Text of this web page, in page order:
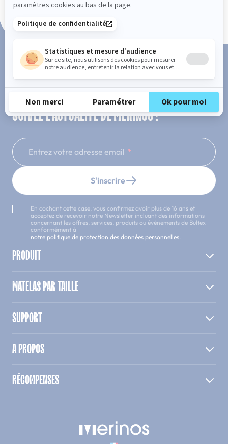
SUIVEZ L'ACTUALITÉ DE MERINOS !
Entrez votre adresse email
S'inscrire
En cochant cette case, vous confirmez avoir plus de 16 ans et
acceptez de recevoir notre Newsletter incluant des informations
concernant les offres, services, produits ou évènements de Bultex
conformément à
notre politique de protection des données personnelles.
PRODUIT
MATELAS PAR TAILLE
SUPPORT
A PROPOS
RÉCOMPENSES